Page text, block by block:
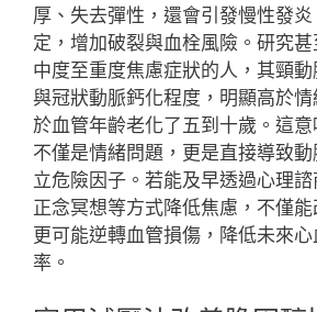
厚、失去彈性，還會引發慢性發
定，增加破裂與血栓風險。研究
中度至重度焦慮症狀的人，其頸
與冠狀動脈鈣化程度，明顯高於
於血管年齡老化了五到十歲。這
不僅是情緒問題，更是直接導致
立危險因子。若能及早透過心理
正念冥想等方式降低焦慮，不僅能
更可能逆轉血管損傷，降低未來
率。